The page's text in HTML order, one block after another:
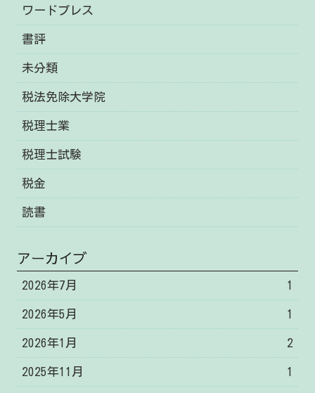
ワードプレス
書評
未分類
税法免除大学院
税理士業
税理士試験
税金
読書
アーカイブ
2026年7月 1
2026年5月 1
2026年1月 2
2025年11月 1